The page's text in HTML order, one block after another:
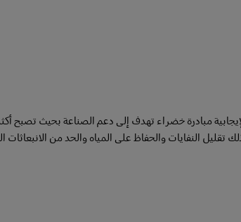
مبادرة خضراء تهدف إلى دعم الصناعة بحيث تصبح
النفايات والحفاظ على المياه والحد من الانبعاثات